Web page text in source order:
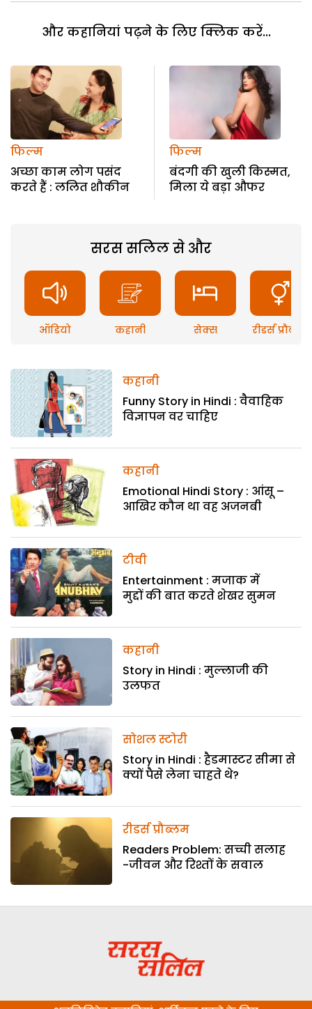
और कहानियां पढ़ने के लिए क्लिक करें...
फिल्म
अच्छा काम लोग पसंद
करते हैं : ललित शौकीन
फिल्म
बंदगी की खुली किस्मत,
मिला ये बड़ा औफर
सरस सलिल से और
ऑडियो कहानी सेक्स रीडर्स प्रौब्लम
कहानी
Funny Story in Hindi : वैवाहिक
विज्ञापन वर चाहिए
कहानी
Emotional Hindi Story : आंसू –
आखिर कौन था वह अजनबी
टीवी
Entertainment : मजाक में
मुद्दों की बात करते शेखर सुमन
कहानी
Story in Hindi : मुल्लाजी की
उलफत
सोशल स्टोरी
Story in Hindi : हैडमास्टर सीमा से
क्यों पैसे लेना चाहते थे?
रीडर्स प्रौब्लम
Readers Problem: सच्ची सलाह
-जीवन और रिश्तों के सवाल